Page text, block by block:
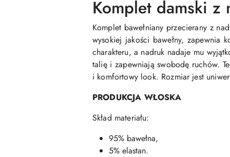
Komplet damski z
Komplet bawełniany przecierany z
wysokiej jakości bawełny, zapewnia
charakteru, a nadruk nadaje mu
talię i zapewniają swobodę ruchów.
i komfortowy look. Rozmiar jest
PRODUKCJA WŁOSKA
Skład materiału:
95% bawełna,
5% elastan.